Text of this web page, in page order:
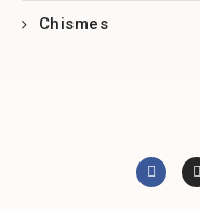
Chismes